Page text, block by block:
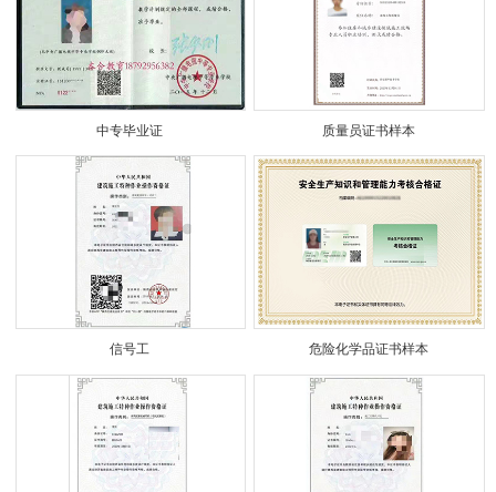
中专毕业证 质量员证书样本
信号工 危险化学品证书样本